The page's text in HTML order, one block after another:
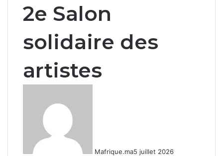
2e Salon
solidaire des
artistes
Mafrique.ma5 juillet 2026